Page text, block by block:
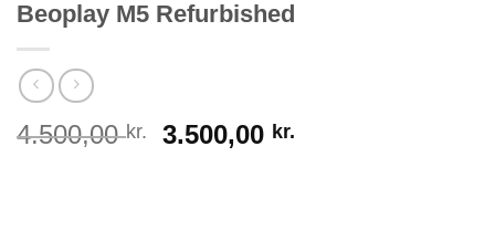
Beoplay M5 Refurbished
4.500,00kr.
Den
3.500,00 kr.